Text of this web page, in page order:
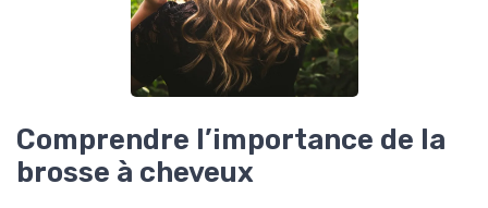
Comprendre l’importance de la
brosse à cheveux